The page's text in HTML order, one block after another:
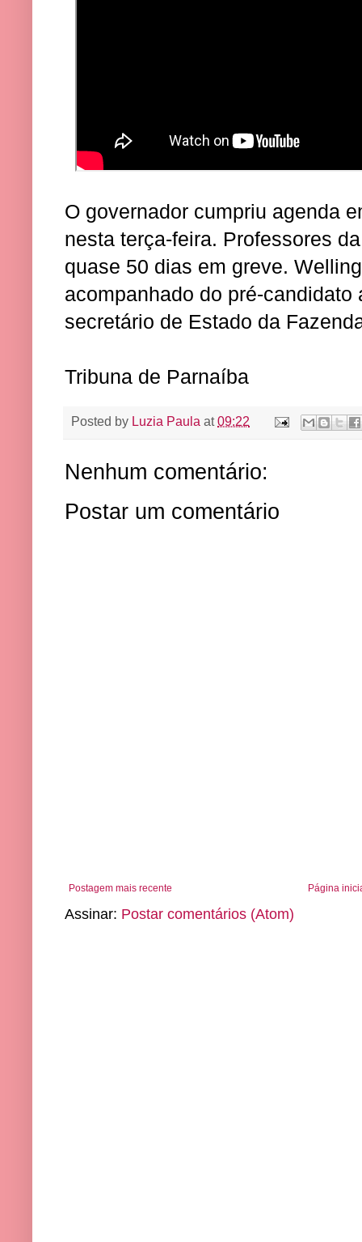
O governador cumpriu agenda
nesta terça-feira. Professores
quase 50 dias em greve.
acompanhado do pré-
secretário de Estado da
Tribuna de Parnaíba
Posted by Luzia Paula at09:22
Nenhum comentário:
Postar um comentário
Postagem mais recente Página
Assinar: Postar comentários (Atom)